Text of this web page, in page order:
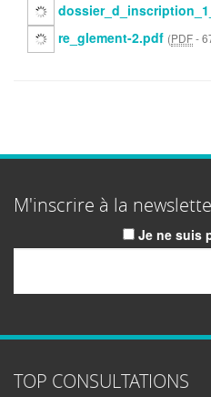
re_glement-2.pdf (PDF-
M'inscrire à la
Je ne suis
TOP CONSULTATIONS